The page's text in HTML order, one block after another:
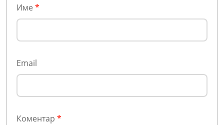
Име *
Email
Коментар *